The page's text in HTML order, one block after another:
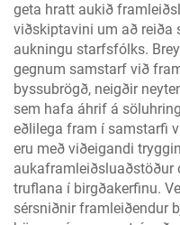
geta hratt aukið
viðskiptavini um að reiða
aukningu starfsfólks.
gegnum samstarf við
byssubrögð, neigðir
sem hafa áhrif á
eðlilega fram í samstarfi
eru með viðeigandi
aukaframleiðsluaðstöður
truflana í birgðakerfinu.
sérsniðnir framleiðendur